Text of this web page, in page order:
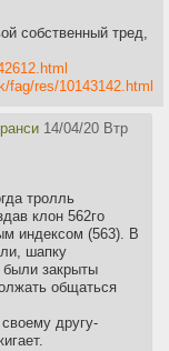
собственный тред,
fag/res/10143142.html
14/04/20 Втр
тролль
клон 562го
индексом (563). В
шапку
были закрыты
общаться
другу-